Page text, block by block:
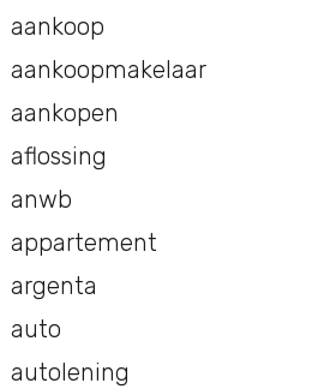
aankoop
aankoopmakelaar
aankopen
aflossing
anwb
appartement
argenta
auto
autolening